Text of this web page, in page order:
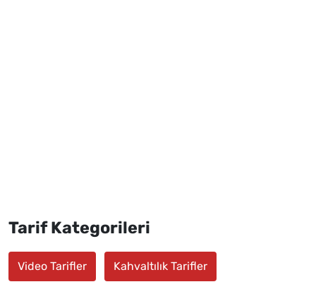
Tarif Kategorileri
Video Tarifler Kahvaltılık Tarifler